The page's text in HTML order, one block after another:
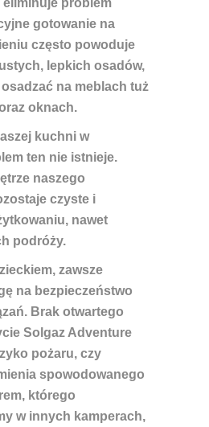
gotowanie na
często powoduje
lepkich osadów,
na meblach tuż
oknach.
kuchni w
ten nie istnieje.
naszego
czyste i
nawet
podróży.
zawsze
na bezpieczeństwo
Brak otwartego
Solgaz Adventure
pożaru, czy
spowodowanego
którego
w innych kamperach,